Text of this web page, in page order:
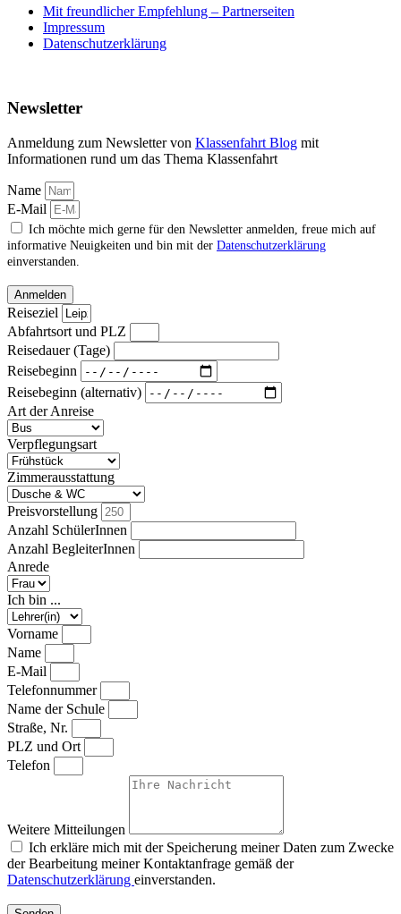
Mit freundlicher Empfehlung – Partnerseiten
Impressum
Datenschutzerklärung
Newsletter
Anmeldung zum Newsletter von Klassenfahrt Blog mit
Informationen rund um das Thema Klassenfahrt
Name
E-Mail
Ich möchte mich gerne für den Newsletter anmelden, freue mich auf
informative Neuigkeiten und bin mit der Datenschutzerklärung
einverstanden.
Anmelden
Reiseziel
Abfahrtsort und PLZ
Reisedauer (Tage)
Reisebeginn
Reisebeginn (alternativ)
Art der Anreise
Verpflegungsart
Zimmerausstattung
Preisvorstellung
Anzahl SchülerInnen
Anzahl BegleiterInnen
Anrede
Ich bin ...
Vorname
Name
E-Mail
Telefonnummer
Name der Schule
Straße, Nr.
PLZ und Ort
Telefon
Weitere Mitteilungen
Ich erkläre mich mit der Speicherung meiner Daten zum Zwecke
der Bearbeitung meiner Kontaktanfrage gemäß der
Datenschutzerklärung einverstanden.